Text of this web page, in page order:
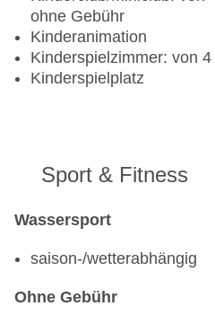
ohne Gebühr
Kinderanimation
Kinderspielzimmer: von
Kinderspielplatz
Sport & Fitness
Wassersport
saison-/wetterabhängig
Ohne Gebühr